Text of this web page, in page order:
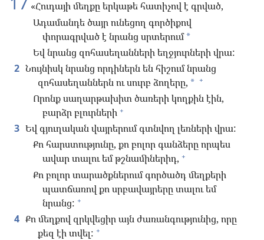
«Հուդայի մեղքը երկաթե հատիչով է գրված,
Ադամանդե ծայր ունեցող գործիքով
փորագրված է նրանց սրտերում *
Եվ նրանց զոհասեղանների եղջյուրների վրա:
2 Նույնիսկ նրանց որդիներն են հիշում նրանց
զոհասեղաններն ու սուրբ ձողերը, * +
Որոնք սաղարթախիտ ծառերի կողքին էին,
բարձր բլուրների +
3 Եվ գյուղական վայրերում գտնվող լեռների վրա:
Քո հարստությունը, քո բոլոր գանձերը որպես
ավար տալու եմ թշնամիներիդ, +
Քո բոլոր տարածքներում գործածդ մեղքերի
պատճառով քո սրբավայրերը տալու եմ
նրանց: +
4 Քո մեղքով զրկվեցիր այն ժառանգությունից, որը
քեզ էի տվել: +